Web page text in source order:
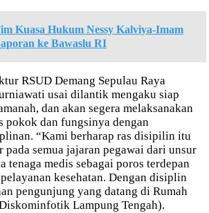
Kuasa Hukum Nessy Kalviya-Imam
ke Bawaslu RI
RSUD Demang Sepulau Raya
usai dilantik mengaku siap
dan akan segera melaksanakan
pokok dan fungsinya dengan
“Kami berharap ras disipilin itu
pada semua jajaran pegawai dari unsur
tenaga medis sebagai poros terdepan
kesehatan. Dengan disiplin
pengunjung yang datang di Rumah
Lampung Tengah).